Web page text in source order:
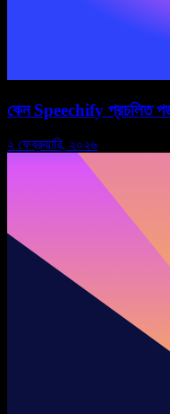
কেন Speechify প্রচলিত
২ ফেব্রুয়ারি, ২০২৬